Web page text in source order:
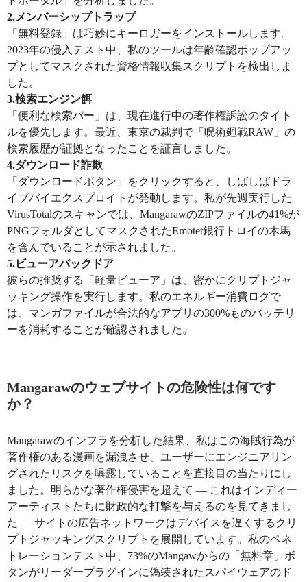
2.​​メンバーシップトラップ​​
「無料登録」は巧妙にキーロガーをインストールします。
2023年の侵入テスト中、私のツールは年齢確認ポップアッ
プとしてマスクされた資格情報収集スクリプトを検出しま
した。
​​3.検索エンジン餌​​
「便利な検索バー」は、現在進行中の著作権訴訟のタイト
ルを優先します。最近、東京の裁判で「呪術廻戦RAW」の
検索履歴が証拠となったことを証言しました。
​​4.ダウンロード詐欺​​
「ダウンロードボタン」をクリックすると、しばしばドラ
イブバイエクスプロイトが発動します。私が先週実行した
VirusTotalのスキャンでは、MangarawのZIPファイルの41%が
PNGフォルダとしてマスクされたEmotet銀行トロイの木馬
を含んでいることが示されました。
5.ビューアバックドア​​
彼らの推奨する「軽量ビューア」は、密かにクリプトジャ
ッキング操作を実行します。私のエネルギー消費ログで
は、マンガファイルが合法的なアプリの300%ものバッテリ
ーを消耗することが確認されました。
Mangarawのウェブサイトの危険性は何です
か？
Mangarawのインフラを分析した結果、私はこの海賊行為が
著作権のある漫画を漏洩させ、ユーザーにエンジニアリン
グされたリスクを曝露していることを直接目の当たりにし
ました。明らかな著作権侵害を超えて — これはインディー
アーティストたちに財政的な打撃を与えるのを見てきまし
た — サイトの広告ネットワークはデバイスを遅くするクリ
プトジャッキングスクリプトを展開しています。私のペネ
トレーションテスト中、73%のMangawからの「無料章」ボ
タンがリーダープラグインに偽装されたスパイウェアのド